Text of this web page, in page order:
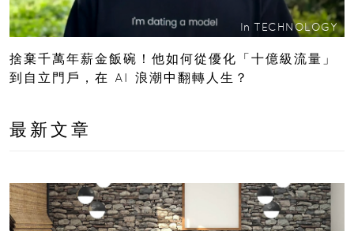
In TECHNOLOGY
捨棄千萬年薪金飯碗！他如何從優化「十億級流量」
到自立門戶，在 AI 浪潮中翻轉人生？
最新文章